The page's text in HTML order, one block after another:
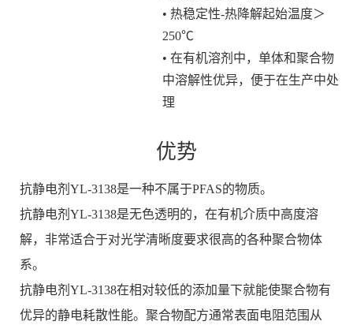
• 热稳定性-热降解起始温度＞
250℃
• 在有机溶剂中，单体和聚合物
中溶解性优异，便于在生产中处
理
优势
抗静电剂YL-3138是一种不属于PFAS的物质。
抗静电剂YL-3138是无色透明的，在有机介质中高度溶
解，非常适合于对光学清晰度要求很高的各种聚合物体
系。
抗静电剂YL-3138在相对较低的添加量下就能使聚合物有
优异的静电耗散性能。聚合物配方通常表面电阻范围从